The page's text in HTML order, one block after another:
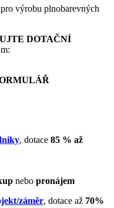
pro výrobu plnobarevných
DOTAČNÍ
, dotace 85 % až
nebo pronájem
záměr, dotace až 70%